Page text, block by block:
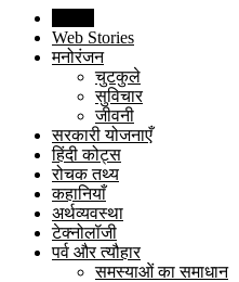
Web Stories
मनोरंजन
चुटकुले
सुविचार
जीवनी
सरकारी योजनाएँ
हिंदी कोट्स
रोचक तथ्य
कहानियाँ
अर्थव्यवस्था
टेक्नोलॉजी
पर्व और त्यौहार
समस्याओं का समाधान